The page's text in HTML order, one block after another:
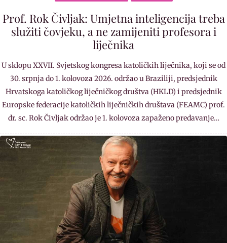
Prof. Rok Čivljak: Umjetna inteligencija treba
služiti čovjeku, a ne zamijeniti profesora i
liječnika
U sklopu XXVII. Svjetskog kongresa katoličkih liječnika, koji se od
30. srpnja do 1. kolovoza 2026. održao u Braziliji, predsjednik
Hrvatskoga katoličkog liječničkog društva (HKLD) i predsjednik
Europske federacije katoličkih liječničkih društava (FEAMC) prof.
dr. sc. Rok Čivljak održao je 1. kolovoza zapaženo predavanje…